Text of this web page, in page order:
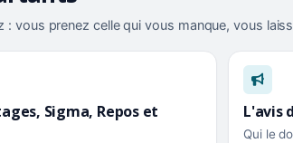
vous prenez celle qui vous manque, vous
Sigma, Repos et
L'avis
Qui le